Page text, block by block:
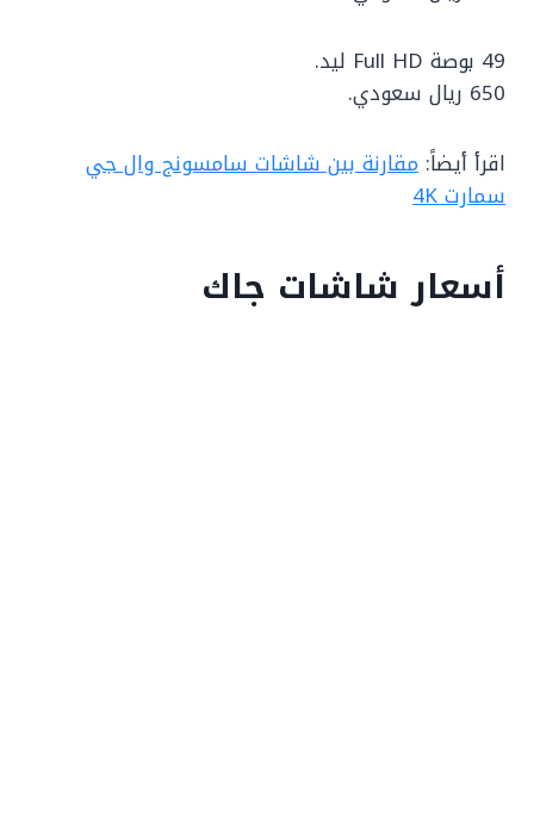
49 بوصة Full HD ليد.
650 ريال سعودي.
اقرأ أيضاً: مقارنة بين شاشات سامسونج وال جي
سمارت 4K
أسعار شاشات جاك